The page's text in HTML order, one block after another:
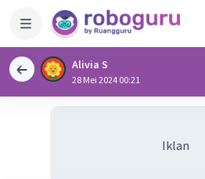
Alivia S
28 Mei 2024 00:21
Iklan